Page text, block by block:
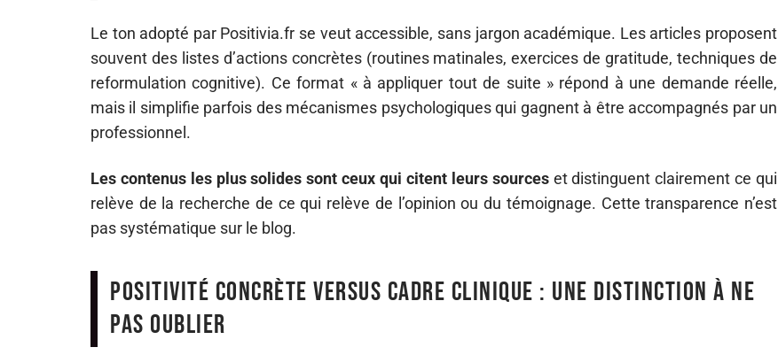
Le ton adopté par Positivia.fr se veut accessible, sans jargon académique. Les articles proposent
souvent des listes d’actions concrètes (routines matinales, exercices de gratitude, techniques de
reformulation cognitive). Ce format « à appliquer tout de suite » répond à une demande réelle,
mais il simplifie parfois des mécanismes psychologiques qui gagnent à être accompagnés par un
professionnel.
Les contenus les plus solides sont ceux qui citent leurs sourceset distinguent clairement ce qui
relève de la recherche de ce qui relève de l’opinion ou du témoignage. Cette transparence n’est
pas systématique sur le blog.
Positivité concrète versus cadre clinique : une distinction à ne
pas oublier